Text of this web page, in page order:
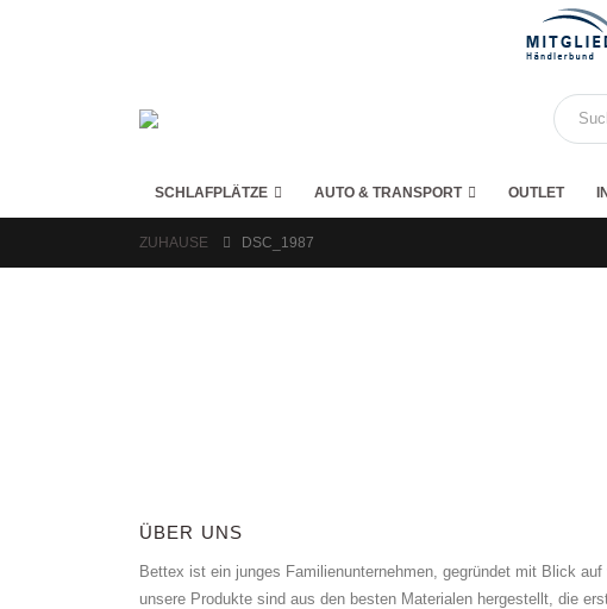
SCHLAFPLÄTZE AUTO & TRANSPORT OUTLET
ZUHAUSE DSC_1987
ÜBER UNS
Bettex ist ein junges Familienunternehmen, gegründet mit Blick
unsere Produkte sind aus den besten Materialen hergestellt, die